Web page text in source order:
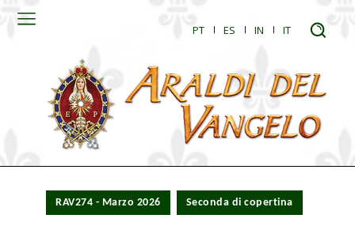
PT ES IN IT
RAV274 - Marzo 2026 Seconda di copertina